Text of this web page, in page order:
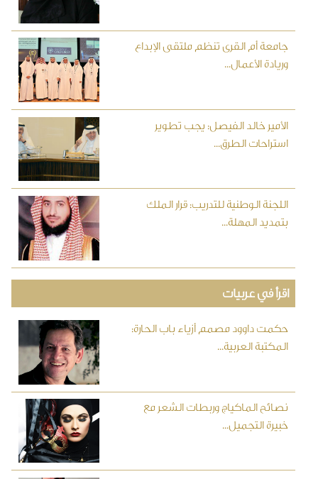
جامعة أم القرى تنظم ملتقى الإبداع
وريادة الأعمال...
الأمير خالد الفيصل: يجب تطوير
استراحات الطرق...
اللجنة الوطنية للتدريب: قرار الملك
بتمديد المهلة...
اقرأ في عربيات
حكمت داوود مصمم أزياء باب الحارة:
المكتبة العربية...
نصائح الماكياج وربطات الشعر مع
خبيرة التجميل...